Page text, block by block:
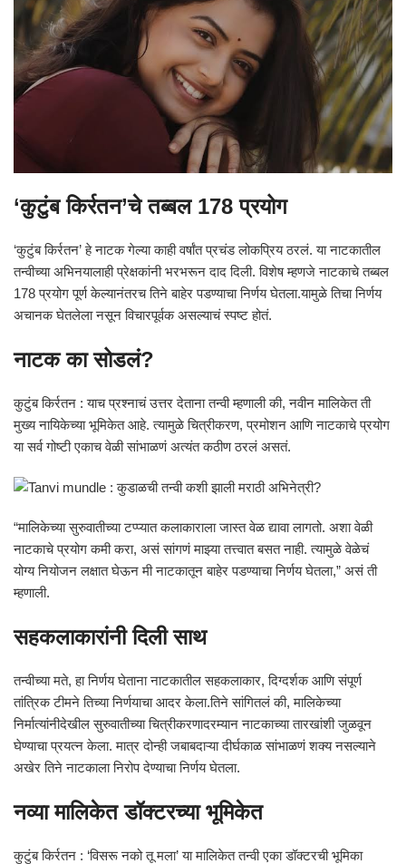
‘कुटुंब किर्रतन’चे तब्बल 178 प्रयोग
‘कुटुंब किर्रतन’ हे नाटक गेल्या काही वर्षांत प्रचंड लोकप्रिय ठरलं. या नाटकातील
तन्वीच्या अभिनयालाही प्रेक्षकांनी भरभरून दाद दिली. विशेष म्हणजे नाटकाचे तब्बल
178 प्रयोग पूर्ण केल्यानंतरच तिने बाहेर पडण्याचा निर्णय घेतला.यामुळे तिचा निर्णय
अचानक घेतलेला नसून विचारपूर्वक असल्याचं स्पष्ट होतं.
नाटक का सोडलं?
कुटुंब किर्रतन : याच प्रश्नाचं उत्तर देताना तन्वी म्हणाली की, नवीन मालिकेत ती
मुख्य नायिकेच्या भूमिकेत आहे. त्यामुळे चित्रीकरण, प्रमोशन आणि नाटकाचे प्रयोग
या सर्व गोष्टी एकाच वेळी सांभाळणं अत्यंत कठीण ठरलं असतं.
“मालिकेच्या सुरुवातीच्या टप्प्यात कलाकाराला जास्त वेळ द्यावा लागतो. अशा वेळी
नाटकाचे प्रयोग कमी करा, असं सांगणं माझ्या तत्त्वात बसत नाही. त्यामुळे वेळेचं
योग्य नियोजन लक्षात घेऊन मी नाटकातून बाहेर पडण्याचा निर्णय घेतला,” असं ती
म्हणाली.
सहकलाकारांनी दिली साथ
तन्वीच्या मते, हा निर्णय घेताना नाटकातील सहकलाकार, दिग्दर्शक आणि संपूर्ण
तांत्रिक टीमने तिच्या निर्णयाचा आदर केला.तिने सांगितलं की, मालिकेच्या
निर्मात्यांनीदेखील सुरुवातीच्या चित्रीकरणादरम्यान नाटकाच्या तारखांशी जुळवून
घेण्याचा प्रयत्न केला. मात्र दोन्ही जबाबदाऱ्या दीर्घकाळ सांभाळणं शक्य नसल्याने
अखेर तिने नाटकाला निरोप देण्याचा निर्णय घेतला.
नव्या मालिकेत डॉक्टरच्या भूमिकेत
कुटुंब किर्रतन : ‘विसरू नको तू मला’ या मालिकेत तन्वी एका डॉक्टरची भूमिका